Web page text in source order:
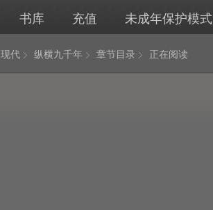
书库 充值 未成年保护模式
现代 纵横九千年 章节目录 正在阅读